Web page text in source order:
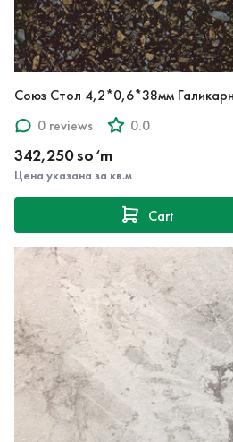
Союз Стол 4,2*0,6*38мм
0 reviews
0.0
342,250 so‘m
Цена указана за кв.м
Cart